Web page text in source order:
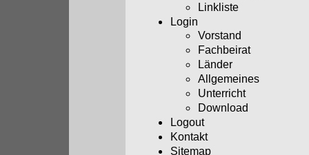
Linkliste
Login
Vorstand
Fachbeirat
Länder
Allgemeines
Unterricht
Download
Logout
Kontakt
Sitemap